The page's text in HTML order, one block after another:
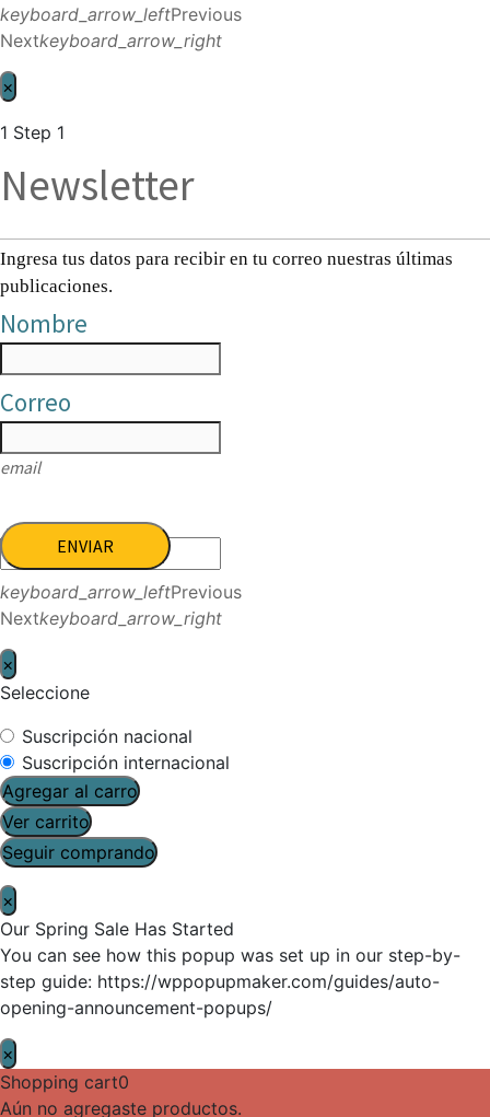
keyboard_arrow_leftPrevious
Nextkeyboard_arrow_right
×
1 Step 1
Newsletter
Ingresa tus datos para recibir en tu correo nuestras últimas
publicaciones.
Nombre
Correo
email
ENVIAR
keyboard_arrow_leftPrevious
Nextkeyboard_arrow_right
×
Seleccione
Suscripción nacional
Suscripción internacional
Agregar al carro
Ver carrito
Seguir comprando
×
Our Spring Sale Has Started
You can see how this popup was set up in our step-by-
step guide: https://wppopupmaker.com/guides/auto-
opening-announcement-popups/
×
Shopping cart0
Aún no agregaste productos.